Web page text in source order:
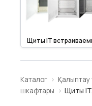
Щиты IT
Каталог
Қалыптау
шкафтары
Щиты